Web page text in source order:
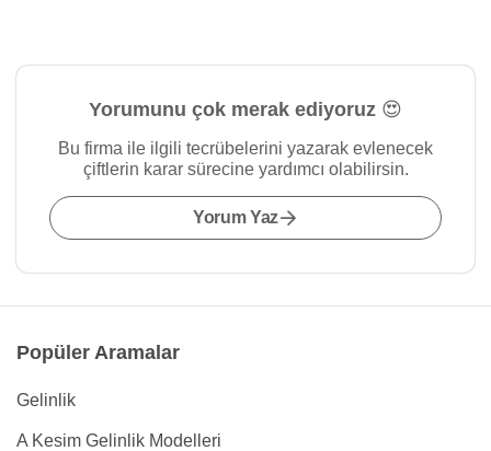
Yorumunu çok merak ediyoruz 😍
Bu firma ile ilgili tecrübelerini yazarak evlenecek
çiftlerin karar sürecine yardımcı olabilirsin.
Yorum Yaz
Popüler Aramalar
Gelinlik
A Kesim Gelinlik Modelleri